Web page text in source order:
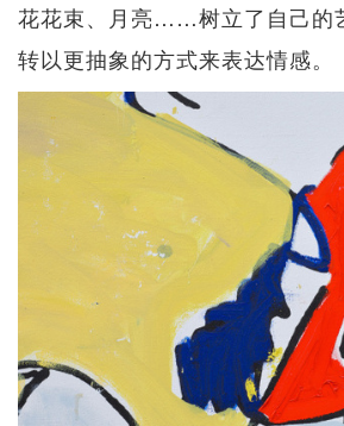
花花束、月亮……树立了自己的
转以更抽象的方式来表达情感。